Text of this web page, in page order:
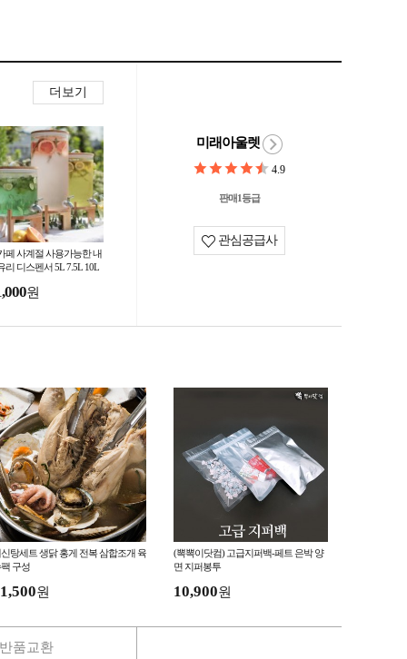
더보기
페 사계절 사용가능한 내
리 디스펜서 5L 7.5L 10L
원
미래아울렛
4.9
판매1등급
관심공급사
탕세트 생닭 홍게 전복 삼합조개 육
구성
원
(뽁뽁이닷컴) 고급지퍼백-페트 은박 양
면 지퍼봉투
10,900원
반품교환